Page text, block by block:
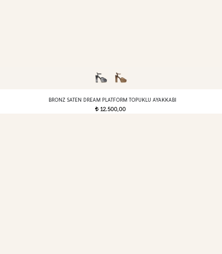
BRONZ SATEN DREAM PLATFORM TOPUKLU AYAKKABI
t 12.500,00